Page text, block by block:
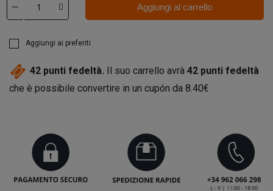
Aggiungi al carrello
Aggiungi ai preferiti
42 punti fedeltà. Il suo carrello avrà 42 punti fedeltà
che è possibile convertire in un cupón da 8.40€